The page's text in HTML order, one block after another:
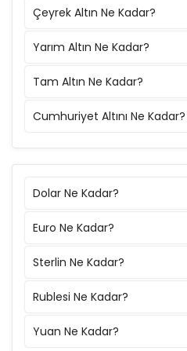
Çeyrek Altın Ne Kadar?
Yarım Altın Ne Kadar?
Tam Altın Ne Kadar?
Cumhuriyet Altını Ne Kadar?
Dolar Ne Kadar?
Euro Ne Kadar?
Sterlin Ne Kadar?
Rublesi Ne Kadar?
Yuan Ne Kadar?